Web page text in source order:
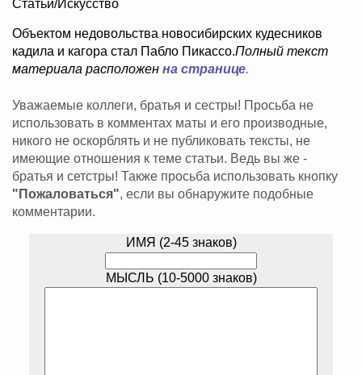
Статьи/Искусство
Объектом недовольства новосибирских кудесников
кадила и кагора стал Пабло Пикассо.Полный текст
материала расположен на странице.
Уважаемые коллеги, братья и сестры! Просьба не
использовать в комментах маты и его производные,
никого не оскорблять и не публиковать тексты, не
имеющие отношения к теме статьи. Ведь вы же -
братья и сетстры! Также просьба использовать кнопку
"Пожаловаться", если вы обнаружите подобные
комментарии.
ИМЯ (2-45 знаков)
МЫСЛЬ (10-5000 знаков)